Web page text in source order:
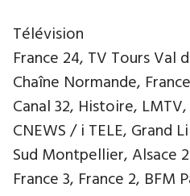
Télévision
France 24, TV Tours Val
Chaîne Normande,
Canal 32, Histoire,
CNEWS / i TELE, Grand
Sud Montpellier, Alsace
France 3, France 2, BFM